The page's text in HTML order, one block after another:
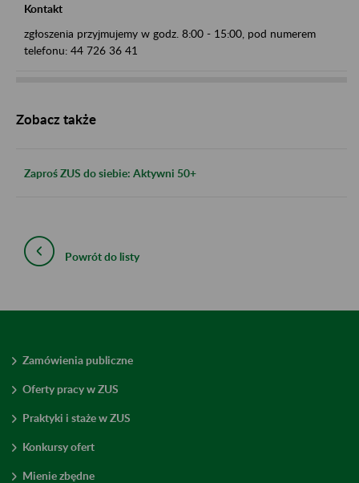
Kontakt
zgłoszenia przyjmujemy w godz. 8:00 - 15:00, pod numerem
telefonu: 44 726 36 41
Zobacz także
Zaproś ZUS do siebie: Aktywni 50+
Powrót do listy
Zamówienia publiczne
Oferty pracy w ZUS
Praktyki i staże w ZUS
Konkursy ofert
Mienie zbędne